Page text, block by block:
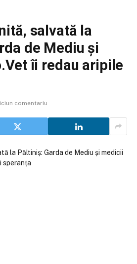
salvată la
de Mediu și
îi redau aripile
comentariu